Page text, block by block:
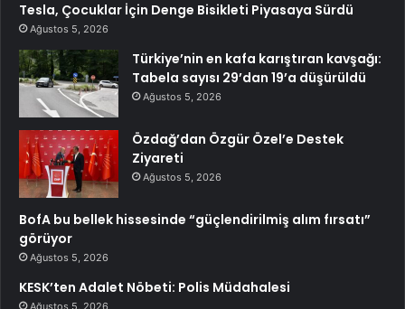
Tesla, Çocuklar İçin Denge Bisikleti Piyasaya Sürdü
Ağustos 5, 2026
Türkiye’nin en kafa karıştıran kavşağı:
Tabela sayısı 29’dan 19’a düşürüldü
Ağustos 5, 2026
Özdağ’dan Özgür Özel’e Destek
Ziyareti
Ağustos 5, 2026
BofA bu bellek hissesinde “güçlendirilmiş alım fırsatı”
görüyor
Ağustos 5, 2026
KESK’ten Adalet Nöbeti: Polis Müdahalesi
Ağustos 5, 2026